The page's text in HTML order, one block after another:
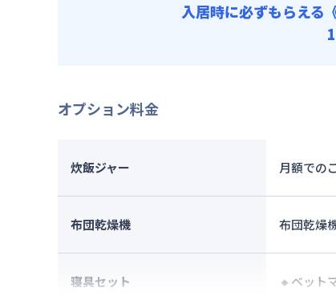
入居時に必ずもらえる
オプション料金
炊飯ジャー 月額での
布団乾燥機 布団乾燥
寝具セット 🔸ベット